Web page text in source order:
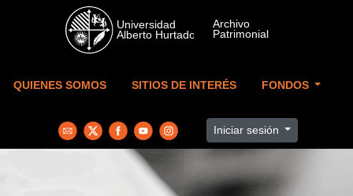
Skip to main content
QUIENES SOMOS SITIOS DE INTERÉS FONDOS
Iniciar sesión